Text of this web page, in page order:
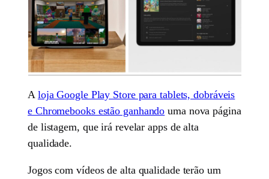
A loja Google Play Store para tablets, dobráveis
e Chromebooks estão ganhando uma nova página
de listagem, que irá revelar apps de alta
qualidade.
Jogos com vídeos de alta qualidade terão um